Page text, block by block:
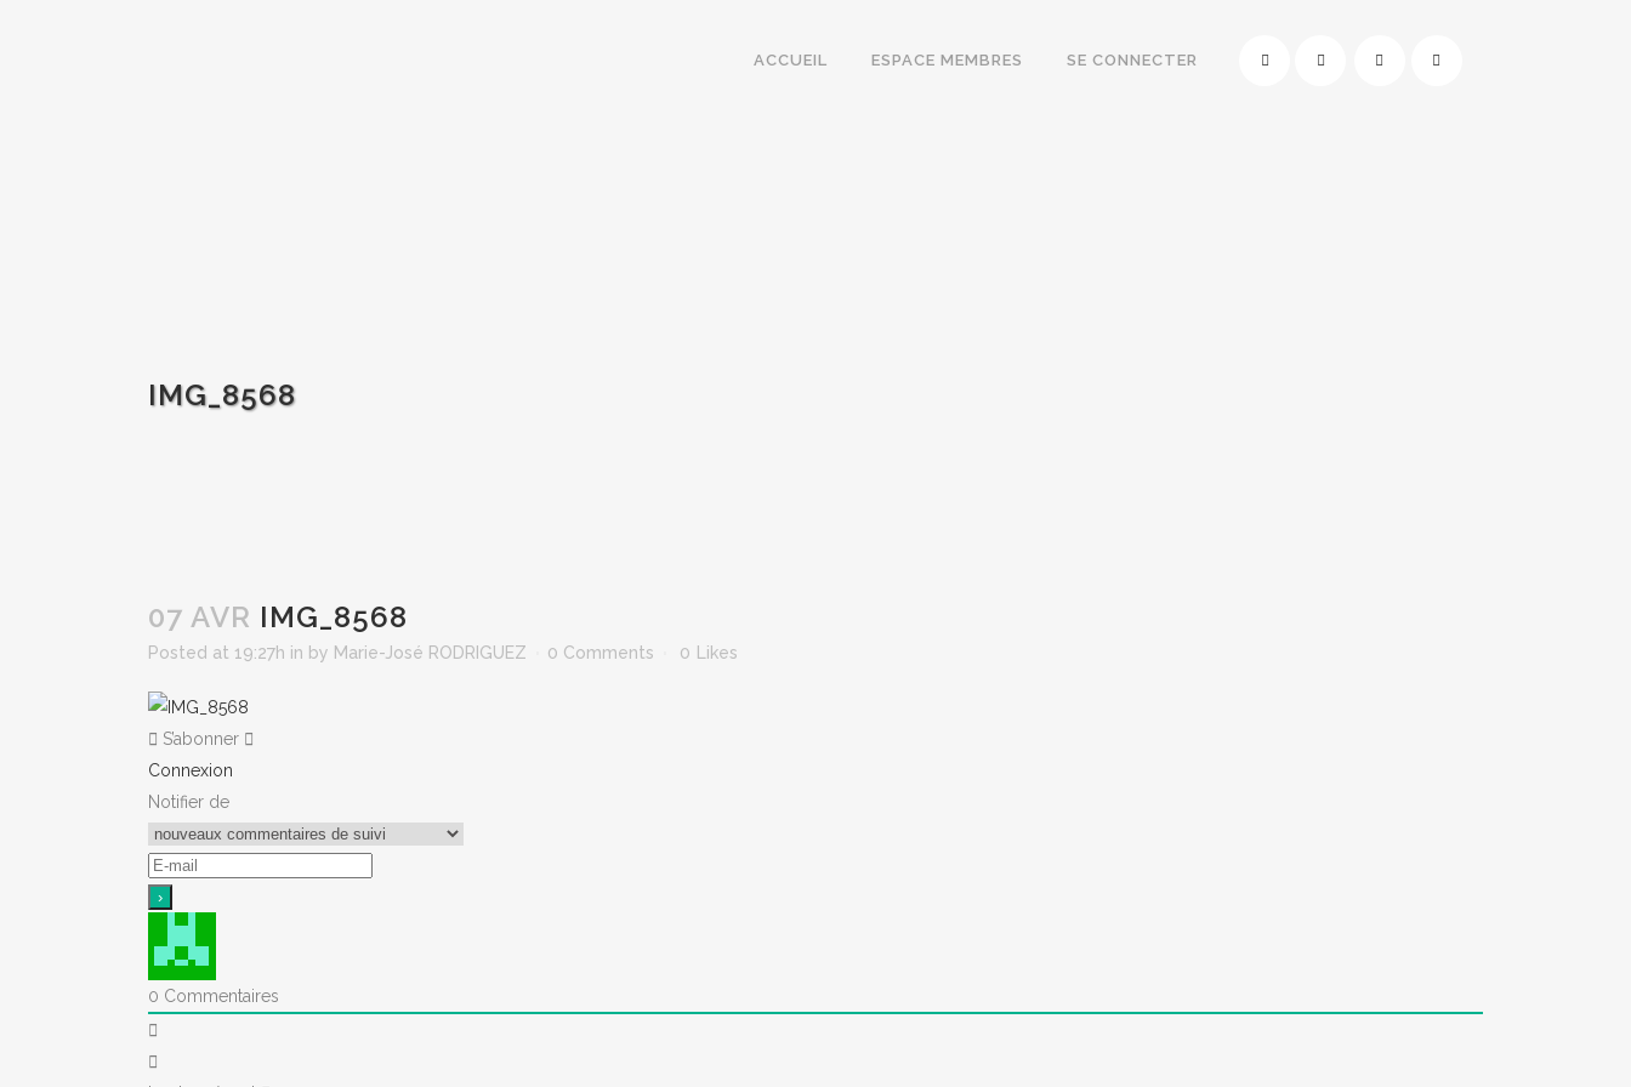
ACCUEIL ESPACE MEMBRES SE CONNECTER
IMG_8568
07 AVR IMG_8568
Posted at 19:27h in by Marie-José RODRIGUEZ 0 Comments 0 Likes
S’abonner
Connexion
Notifier de
0 Commentaires